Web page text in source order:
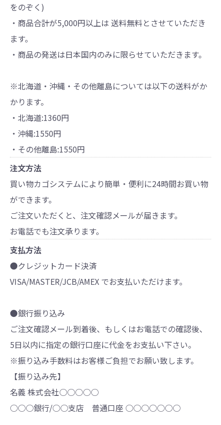
をのぞく)
・商品合計が5,000円以上は 送料無料とさせていただき
ます。
・商品の発送は日本国内のみに限らせていただきます。
※北海道・沖縄・その他離島については以下の送料がか
かります。
・北海道:1360円
・沖縄:1550円
・その他離島:1550円
注文方法
買い物カゴシステムにより簡単・便利に24時間お買い物
ができます。
ご注文いただくと、注文確認メールが届きます。
お電話でも注文承ります。
支払方法
●クレジットカード決済
VISA/MASTER/JCB/AMEX でお支払いただけます。
●銀行振り込み
ご注文確認メール到着後、もしくはお電話での確認後、
5日以内に指定の銀行口座に代金をお支払い下さい。
※振り込み手数料はお客様ご負担でお願い致します。
【振り込み先】
名義 株式会社○○○○○
○○○銀行/○○支店 普通口座 ○○○○○○○